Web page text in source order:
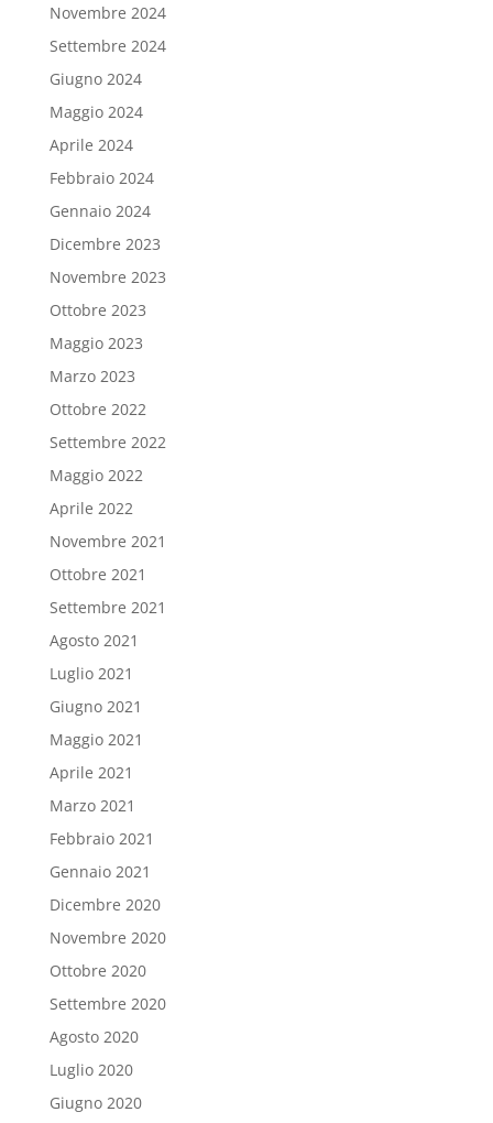
Novembre 2024
Settembre 2024
Giugno 2024
Maggio 2024
Aprile 2024
Febbraio 2024
Gennaio 2024
Dicembre 2023
Novembre 2023
Ottobre 2023
Maggio 2023
Marzo 2023
Ottobre 2022
Settembre 2022
Maggio 2022
Aprile 2022
Novembre 2021
Ottobre 2021
Settembre 2021
Agosto 2021
Luglio 2021
Giugno 2021
Maggio 2021
Aprile 2021
Marzo 2021
Febbraio 2021
Gennaio 2021
Dicembre 2020
Novembre 2020
Ottobre 2020
Settembre 2020
Agosto 2020
Luglio 2020
Giugno 2020